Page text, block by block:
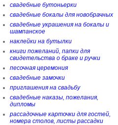
свадебные бутоньерки
свадебные бокалы для новобрачных
свадебные украшения на бокалы и
шампанское
наклейки на бутылки
книги пожеланий, папки для
свидетельства о браке и ручки
песочная церемония
свадебные замочки
приглашения на свадьбу
свадебные наказы, пожелания,
дипломы
рассадочные карточки для гостей,
номера столов, листы рассадки